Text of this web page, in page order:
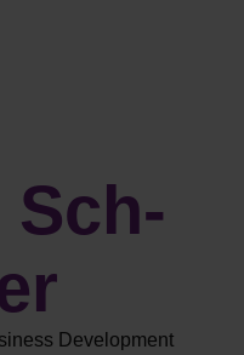
Sch­
Development